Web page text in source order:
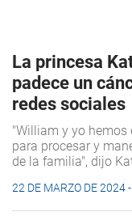
La princesa
padece un
redes sociales
"William y yo
para procesar y
de la familia", dijo
22 DE MARZO DE 2024